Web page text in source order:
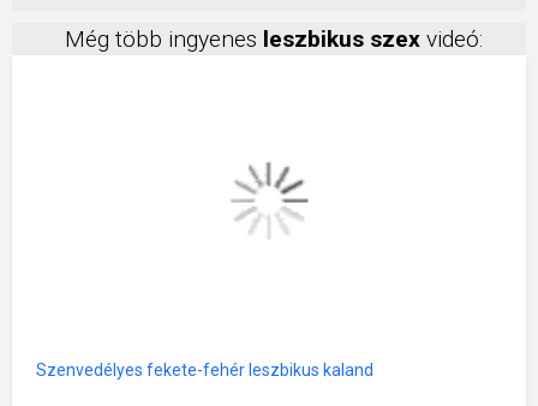
Még több ingyenes leszbikus szex videó:
Szenvedélyes fekete-fehér leszbikus kaland